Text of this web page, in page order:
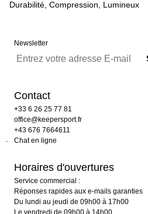
Durabilité, Compression, Lumineux
Newsletter
Contact
+33 6 26 25 77 81
office@keepersport.fr
+43 676 7664611
Chat en ligne
Horaires d'ouvertures
Service commercial :
Réponses rapides aux e-mails garanties
Du lundi au jeudi de 09h00 à 17h00
Le vendredi de 09h00 à 14h00